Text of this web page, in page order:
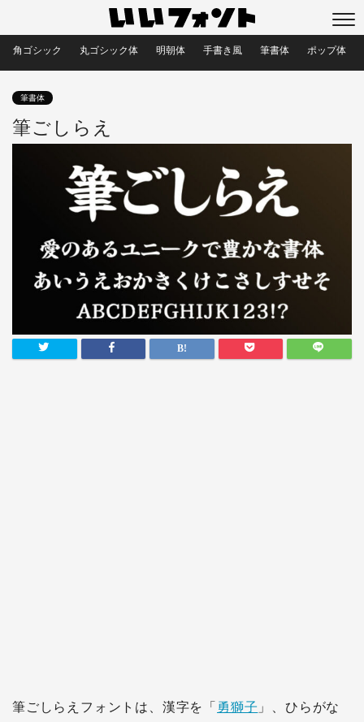
角ゴシック 丸ゴシック体 明朝体 手書き風 筆書体 ポップ体
筆書体
筆ごしらえ
筆ごしらえフォントは、漢字を「 勇獅子 」、ひらがな